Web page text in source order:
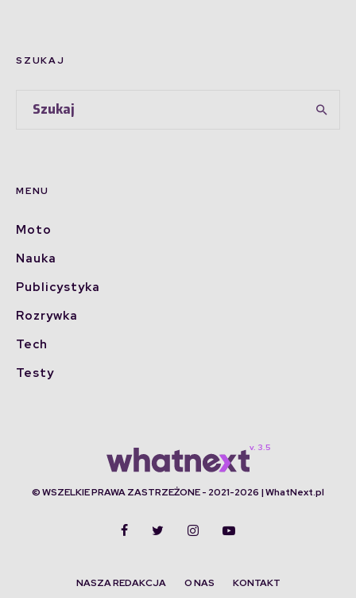
SZUKAJ
MENU
Moto
Nauka
Publicystyka
Rozrywka
Tech
Testy
© WSZELKIE PRAWA ZASTRZEŻONE - 2021-2026 | WhatNext.pl
NASZA REDAKCJA O NAS KONTAKT